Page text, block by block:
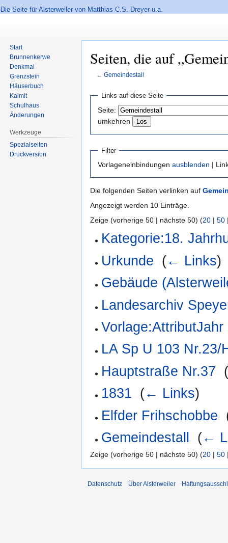
Die Seite für Alsterweiler von Matthias C.S. Dreyer u.a.
Seiten, die auf
← Gemeindestall
Navigation
springen
springen
Links auf diese Seite
Seite:
umkehren
Filter
Vorlageneinbindungen ausblenden |
Die folgenden Seiten verlinken auf
Angezeigt werden 10 Einträge.
Zeige (vorherige 50 | nächste 50) (20 | 50
Kategorie:18.
Urkunde (← Links)
Gebäude
Landesarchiv
Vorlage:AttributJahr
LA Sp U 103 Nr.23/
Hauptstraße Nr.37
1831 (← Links)
Elfder Frihschobbe
Gemeindestall
(←
Zeige (vorherige 50 | nächste 50) (20 | 50
Start
Brunnenkerwe
Denkmal
Grenzstein
Häuserbuch
Kalmit
Schulhaus
Änderungen
Werkzeuge
Spezialseiten
Druckversion
Datenschutz Über Alsterweiler